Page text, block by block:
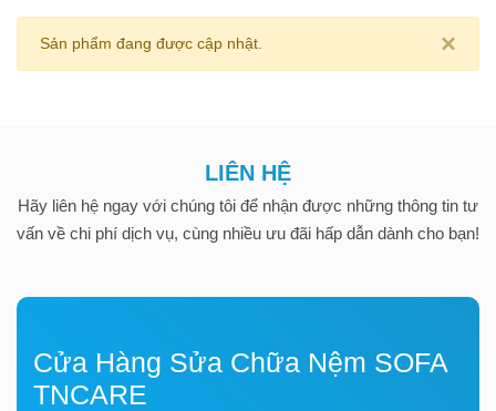
×
Sản phẩm đang được cập nhật.
LIÊN HỆ
Hãy liên hệ ngay với chúng tôi để nhận được những thông tin tư
vấn về chi phí dịch vụ, cùng nhiều ưu đãi hấp dẫn dành cho bạn!
Cửa Hàng Sửa Chữa Nệm SOFA
TNCARE